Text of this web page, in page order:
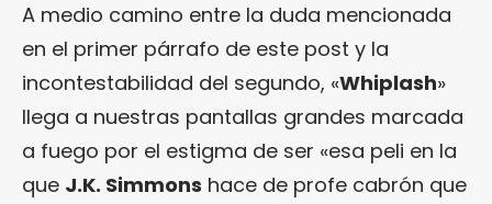
A medio camino entre la duda mencionada
en el primer párrafo de este post y la
incontestabilidad del segundo, «Whiplash»
llega a nuestras pantallas grandes marcada
a fuego por el estigma de ser «esa peli en la
que J.K. Simmons hace de profe cabrón que